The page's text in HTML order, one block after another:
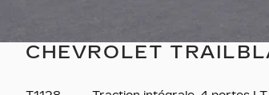
CHEVROLET